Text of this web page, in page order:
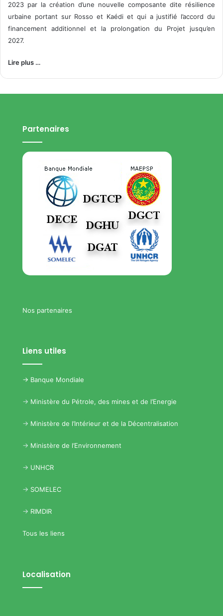
2023 par la création d’une nouvelle composante dite résilience
urbaine portant sur Rosso et Kaédi et qui a justifié l’accord du
financement additionnel et la prolongation du Projet jusqu’en
2027.
Lire plus …
Partenaires
Nos partenaires
Liens utiles
-> Banque Mondiale
-> Ministère du Pétrole, des mines et de l’Energie
-> Ministère de l’Intérieur et de la Décentralisation
-> Ministère de l’Environnement
-> UNHCR
-> SOMELEC
-> RIMDIR
Tous les liens
Localisation